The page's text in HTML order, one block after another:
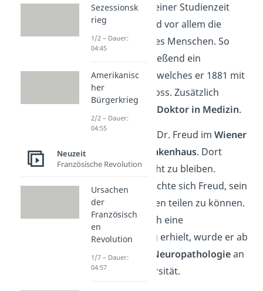
Schon während seiner Studienzeit
interessierte Freud vor allem die
Funktionsweise des Menschen. So
begann er anschließend ein
Medizinstudium
, welches er 1881 mit
Bestnoten abschloss. Zusätzlich
Doktor in Medizin.
Danach arbeitete Dr. Freud imWiener
Allgemeinen Krankenhaus. Dort
plante er aber nicht zu bleiben.
Stattdessen wünschte sich Freud, sein
Wissen mit anderen teilen zu können.
Als er dann endlich eine
Lehrberechtigung erhielt, wurde er ab
1885Dozent für Neuropathologiean
der Wiener Universität.
Sezessionsk
rieg
1/2 – Dauer:
04:45
Amerikanisc
her
Bürgerkrieg
2/2 – Dauer:
04:55
Neuzeit
Französische Revolution
Ursachen
der
Französisch
en
Revolution
1/7 – Dauer:
04:57